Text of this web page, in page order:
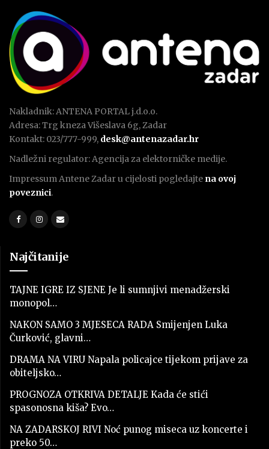
Nakladnik: ANTENA PORTAL j.d.o.o.
Adresa: Trg kneza Višeslava 6g, Zadar
Kontakt: 023/777-999, desk@antenazadar.hr
Nadležni regulator: Agencija za elektorničke medije.
Impressum Antene Zadar u cijelosti pogledajte na ovoj
poveznici.
Najčitanije
TAJNE IGRE IZ SJENE Je li sumnjivi menadžerski
monopol…
NAKON SAMO 3 MJESECA RADA Smijenjen Luka
Čurković, glavni…
DRAMA NA VIRU Napala policajce tijekom prijave za
obiteljsko…
PROGNOZA OTKRIVA DETALJE Kada će stići
spasonosna kiša? Evo…
NA ZADARSKOJ RIVI Noć punog miseca uz koncerte i
preko 50…